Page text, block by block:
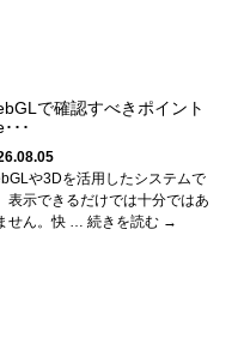
で確認すべきポイント
･･
や3Dを活用したシステムで
表示できるだけでは十分ではあ
せん。快 … 続きを読む →